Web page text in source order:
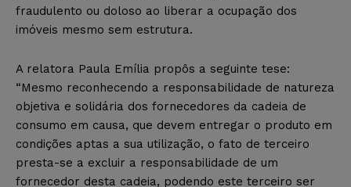
fraudulento ou doloso ao liberar a ocupação dos
imóveis mesmo sem estrutura.
A relatora Paula Emília propôs a seguinte tese:
“Mesmo reconhecendo a responsabilidade de natureza
objetiva e solidária dos fornecedores da cadeia de
consumo em causa, que devem entregar o produto em
condições aptas a sua utilização, o fato de terceiro
presta-se a excluir a responsabilidade de um
fornecedor desta cadeia, podendo este terceiro ser